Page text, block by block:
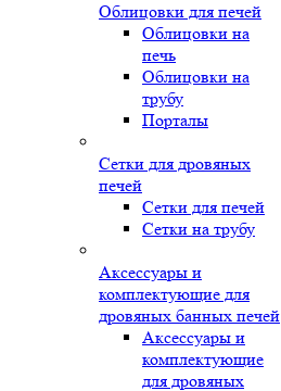
Облицовки для печей
Облицовки на
печь
Облицовки на
трубу
Порталы
Сетки для дровяных
печей
Сетки для печей
Сетки на трубу
Аксессуары и
комплектующие для
дровяных банных печей
Аксессуары и
комплектующие
для дровяных